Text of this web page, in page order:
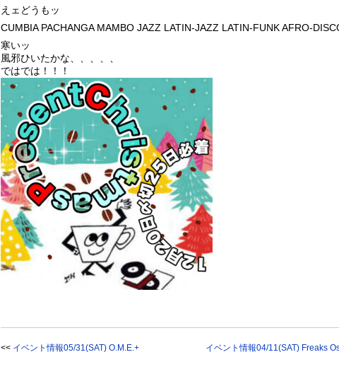
えェどうもッ
CUMBIA PACHANGA MAMBO JAZZ LATIN-JAZZ LATIN-FUNK AFRO-
寒いッ
風邪ひいたかな、、、、、
ではでは！！！
<< イベント情報05/31(SAT) O.M.E.+ イベント情報04/11(SAT) Freaks